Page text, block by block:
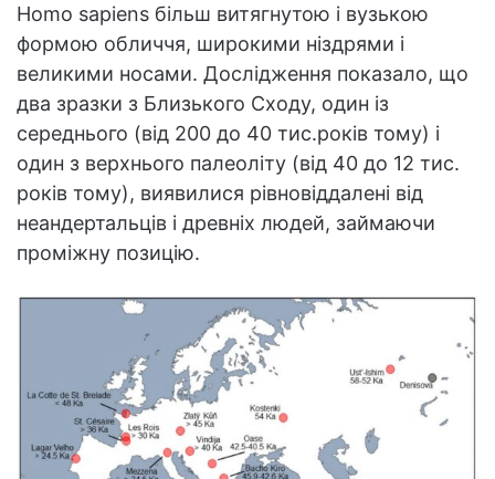
Homo sapiens більш витягнутою і вузькою
формою обличчя, широкими ніздрями і
великими носами. Дослідження показало, що
два зразки з Близького Сходу, один із
середнього (від 200 до 40 тис.років тому) і
один з верхнього палеоліту (від 40 до 12 тис.
років тому), виявилися рівновіддалені від
неандертальців і древніх людей, займаючи
проміжну позицію.